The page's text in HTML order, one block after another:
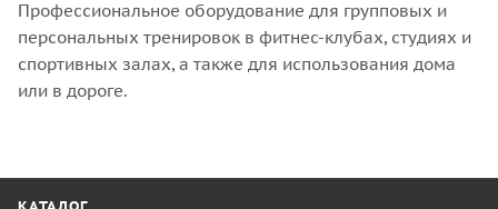
Профессиональное оборудование для групповых и
персональных тренировок в фитнес-клубах, студиях и
спортивных залах, а также для использования дома
или в дороге.